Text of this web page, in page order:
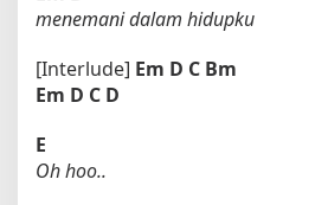
menemani dalam hidupku
[Interlude] Em D C Bm
Em D C D
E
Oh hoo..